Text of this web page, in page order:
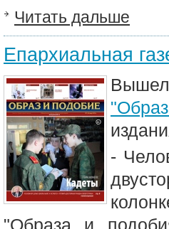
Читать дальше
Епархиальная
Вышел
-
"Образа и